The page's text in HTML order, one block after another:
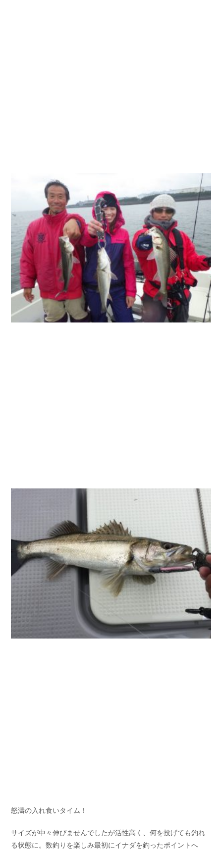
怒濤の入れ食いタイム！
サイズが中々伸びませんでしたが活性高く、何を投げても釣れ
る状態に。数釣りを楽しみ最初にイナダを釣ったポイントへ